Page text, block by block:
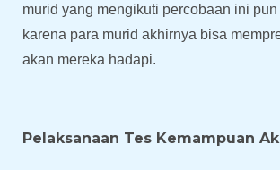
murid yang mengikuti percobaan ini
karena para murid akhirnya bisa
akan mereka hadapi.
Pelaksanaan Tes Kemampuan